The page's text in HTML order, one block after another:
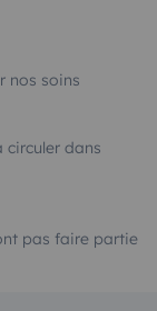
nos soins
circuler dans
pas faire partie